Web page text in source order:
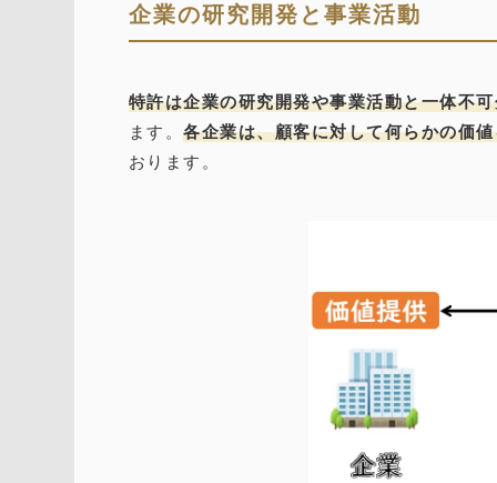
企業の研究開発と事業活動
特許は企業の研究開発や事業活動と一体不
ます。各企業は、顧客に対して何らかの価
おります。